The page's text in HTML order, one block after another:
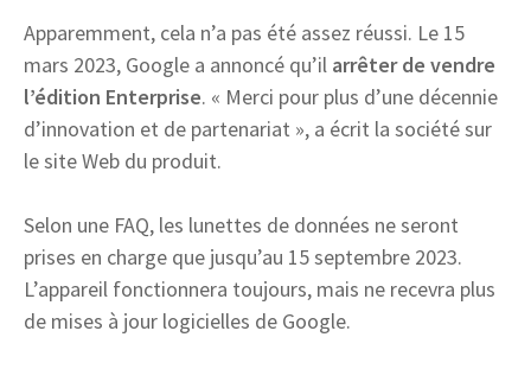
Apparemment, cela n’a pas été assez réussi. Le 15
mars 2023, Google a annoncé qu’il arrêter de vendre
l’édition Enterprise. « Merci pour plus d’une décennie
d’innovation et de partenariat », a écrit la société sur
le site Web du produit.
Selon une FAQ, les lunettes de données ne seront
prises en charge que jusqu’au 15 septembre 2023.
L’appareil fonctionnera toujours, mais ne recevra plus
de mises à jour logicielles de Google.